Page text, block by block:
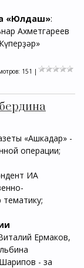
«Юлдаш»:
Ахметгареев
151 |
«Ашкадар» -
операции;
ИА
Ермаков,
- за